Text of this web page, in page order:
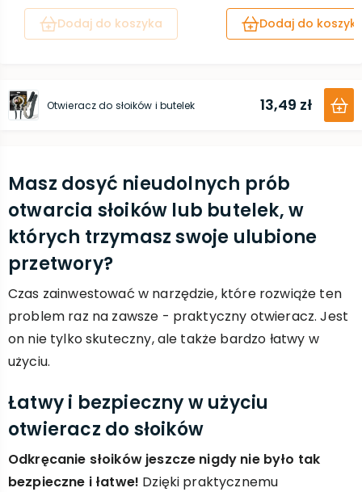
Dodaj do koszyka Dodaj do
Otwieracz do słoików i butelek 13,49 zł
Masz dosyć nieudolnych prób
otwarcia słoików lub butelek, w
których trzymasz swoje ulubione
przetwory?
Czas zainwestować w narzędzie, które rozwiąże ten
problem raz na zawsze - praktyczny otwieracz. Jest
on nie tylko skuteczny, ale także bardzo łatwy w
użyciu.
Łatwy i bezpieczny w użyciu
otwieracz do słoików
Odkręcanie słoików jeszcze nigdy nie było tak
bezpieczne i łatwe! Dzięki praktycznemu